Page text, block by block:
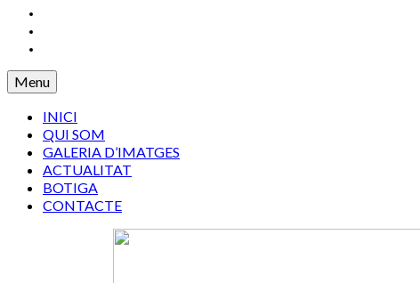
Menu
INICI
QUI SOM
GALERIA D’IMATGES
ACTUALITAT
BOTIGA
CONTACTE